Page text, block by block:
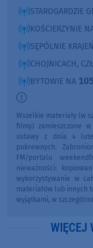
STAROGARDZIE
KOŚCIERZYNIE
SĘPÓLNIE
CHOJNICACH,
BYTOWIE NA
Wszelkie materiały (w
filmy) zamieszczone
ustawy z dnia 4
pokrewnych.
FM/portalu
nieważności:
wykorzystywanie w
materiałów lub innych
wyjątkami, w
WIĘCEJ